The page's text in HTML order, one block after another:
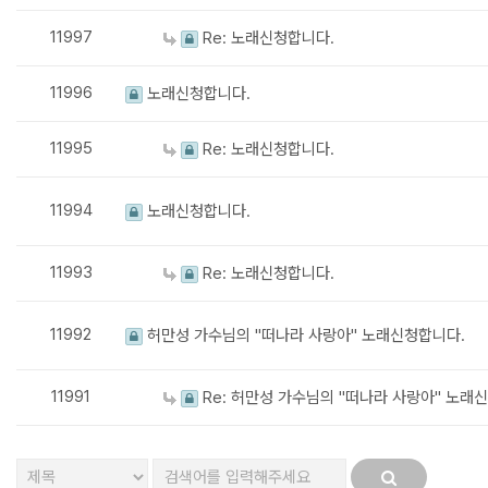
11997 Re: 노래신청합니다.
11996 노래신청합니다.
11995 Re: 노래신청합니다.
11994 노래신청합니다.
11993 Re: 노래신청합니다.
11992 허만성 가수님의 "떠나라 사랑아" 노래신청합니다.
11991 Re: 허만성 가수님의 "떠나라 사랑아" 노래